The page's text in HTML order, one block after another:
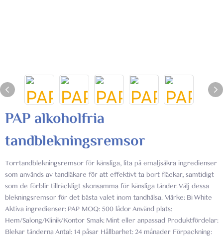
PAP alkoholfria
tandblekningsremsor
Torrtandblekningsremsor för känsliga, lita på emaljsäkra ingredienser
som används av tandläkare för att effektivt ta bort fläckar, samtidigt
som de förblir tillräckligt skonsamma för känsliga tänder. Välj dessa
blekningsremsor för det bästa valet inom tandhälsa. Märke: Bi White
Aktiva ingredienser: PAP MOQ: 500 lådor Använd plats:
Hem/Salong/Klinik/Kontor Smak: Mint eller anpassad Produktfördelar:
Blekar tänderna Antal: 14 påsar Hållbarhet: 24 månader Förpackning: